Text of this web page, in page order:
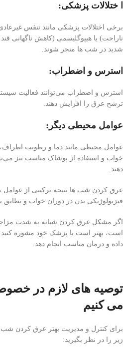
ا ختلالات پزشکی:
برخی اختلالات پزشکی مانند تنفس
ناراحت) یا هیپوگلیسمی (کاهش ناگهانی
شدید در شب ها منجر شوند.
استرس و اضطراب:
استرس و اضطراب می‌توانند فعالیت
ترشح عرق را افزایش دهند.
عوامل محیطی دیگر:
عوامل محیطی مانند دما و رطوبت اطراف،
خواب و استفاده از پوشاک مناسب نیز
دهند.
عرق کردن شب ها نتیجه ترکیبی از
فیزیولوژیکی بدن در دوران خواب و
اگر مشکل عرق کردن شبانه به شدت
است، بهتر است با پزشک خود مشوره
داده و درمان مناسب انجام دهد.
توصیه های لازم در
می کنیم
برای کنترل و مدیریت بهتر عرق کردن شب
زیر را در نظر بگیرید: